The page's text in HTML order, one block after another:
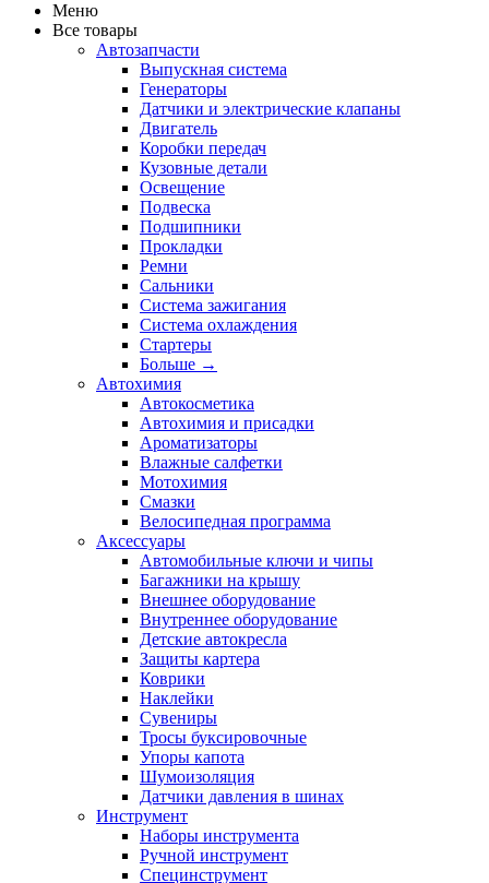
Меню
Все товары
Автозапчасти
Выпускная система
Генераторы
Датчики и электрические клапаны
Двигатель
Коробки передач
Кузовные детали
Освещение
Подвеска
Подшипники
Прокладки
Ремни
Сальники
Система зажигания
Система охлаждения
Стартеры
Больше →
Автохимия
Автокосметика
Автохимия и присадки
Ароматизаторы
Влажные салфетки
Мотохимия
Смазки
Велосипедная программа
Аксессуары
Автомобильные ключи и чипы
Багажники на крышу
Внешнее оборудование
Внутреннее оборудование
Детские автокресла
Защиты картера
Коврики
Наклейки
Сувениры
Тросы буксировочные
Упоры капота
Шумоизоляция
Датчики давления в шинах
Инструмент
Наборы инструмента
Ручной инструмент
Специнструмент